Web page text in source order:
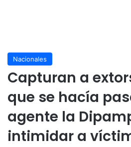
Nacionales
Capturan a
que se hacía
agente la
intimidar a